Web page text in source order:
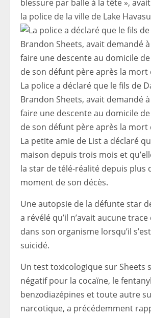
blessure par balle à la tête »,
la police de la ville de Lake
La police a déclaré que le fils de
Brandon Sheets, avait demandé
faire une descente au domicile
de son défunt père après la mort
La petite amie de List a déclaré
maison depuis trois mois et
la star de télé-réalité depuis plus
moment de son décès.
Une autopsie de la défunte star
a révélé qu’il n’avait aucune
dans son organisme lorsqu’il
suicidé.
Un test toxicologique sur Sheets
négatif pour la cocaïne, le
benzodiazépines et toute autre
narcotique, a précédemment